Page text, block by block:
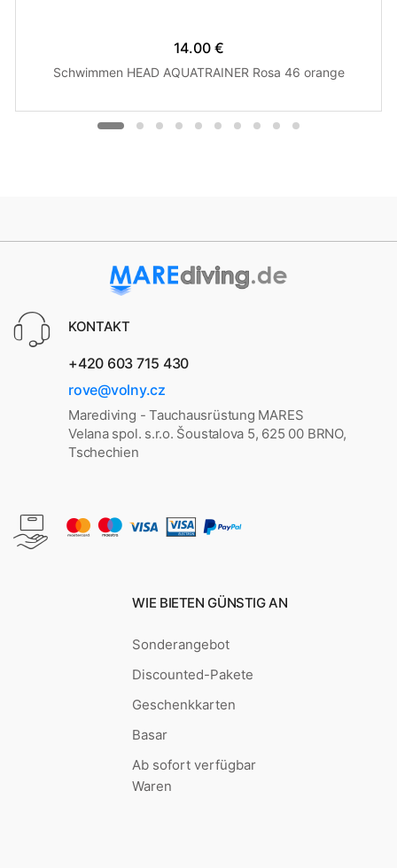
14.00 €
Schwimmen HEAD AQUATRAINER Rosa 46 orange
KONTAKT
+420 603 715 430
rove@volny.cz
Marediving - Tauchausrüstung MARES
Velana spol. s.r.o. Šoustalova 5, 625 00 BRNO,
Tschechien
WIE BIETEN GÜNSTIG AN
Sonderangebot
Discounted-Pakete
Geschenkkarten
Basar
Ab sofort verfügbar
Waren